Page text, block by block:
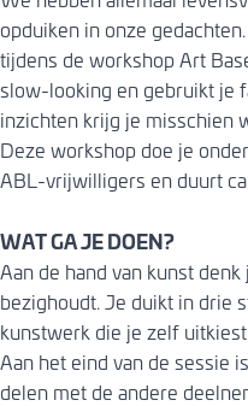
opduiken in onze
tijdens de workshop Art
slow-looking en gebruikt je
inzichten krijg je misschien
Deze workshop doe je
ABL-vrijwilligers en duurt
WAT GA JE DOEN?
Aan de hand van kunst
bezighoudt. Je duikt in drie
kunstwerk die je zelf
Aan het eind van de sessie
delen met de andere